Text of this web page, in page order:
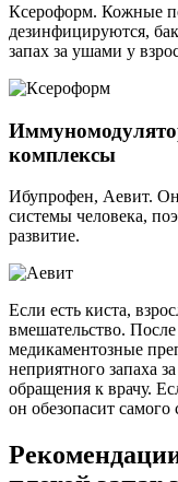
Ксероформ. Кожные
дезинфицируются,
запах за ушами у
комплексы
Ибупрофен, Аевит.
системы человека,
развитие.
Если есть киста,
вмешательство.
медикаментозные
неприятного запаха
обращения к врачу.
он обезопасит самого